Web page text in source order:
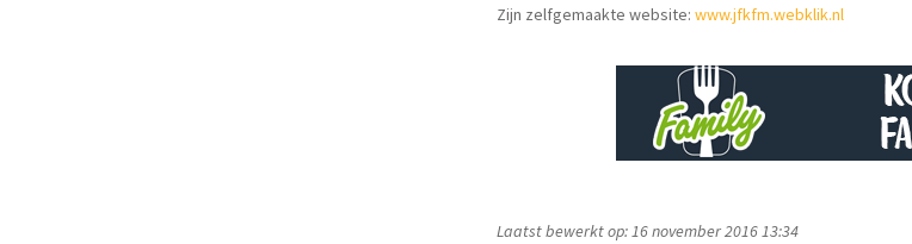
Zijn zelfgemaakte website:www.jfkfm.webklik.nl
Laatst bewerkt op: 16 november 2016 13:34